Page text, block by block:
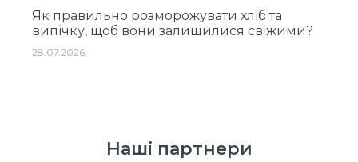
Як правильно розморожувати хліб та
випічку, щоб вони залишилися свіжими?
28.07.2026
Наші партнери